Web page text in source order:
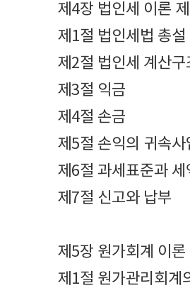
제4장 법인세 이론
제1절 법인세법 총설
제2절 법인세 계산구
제3절 익금
제4절 손금
제5절 손익의 귀속사
제6절 과세표준과
제7절 신고와 납부
제5장 원가회계 이
제1절 원가관리회계